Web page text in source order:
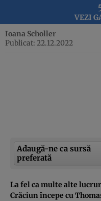
VEZI
Ioana Scholler
Publicat: 22.12.2022
Adaugă-ne ca sursă
preferată
La fel ca multe alte
Crăciun începe cu